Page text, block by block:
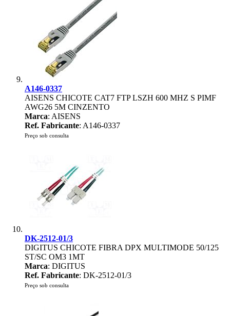
A146-0337
AISENS CHICOTE CAT7 FTP LSZH 600 MHZ S PIMF
AWG26 5M CINZENTO
Marca: AISENS
Ref. Fabricante: A146-0337
Preço sob consulta
DK-2512-01/3
DIGITUS CHICOTE FIBRA DPX MULTIMODE 50/125
ST/SC OM3 1MT
Marca: DIGITUS
Ref. Fabricante: DK-2512-01/3
Preço sob consulta